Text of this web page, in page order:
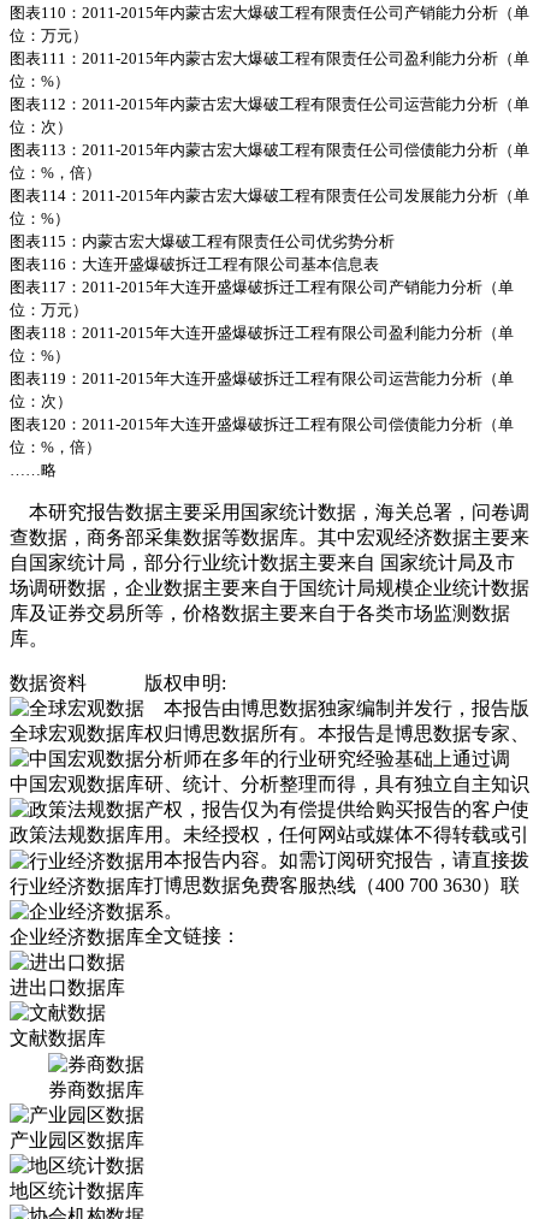
图表110：2011-2015年内蒙古宏大爆破工程有限责任公司产销能力分析（单
位：万元）
图表111：2011-2015年内蒙古宏大爆破工程有限责任公司盈利能力分析（单
位：%）
图表112：2011-2015年内蒙古宏大爆破工程有限责任公司运营能力分析（单
位：次）
图表113：2011-2015年内蒙古宏大爆破工程有限责任公司偿债能力分析（单
位：%，倍）
图表114：2011-2015年内蒙古宏大爆破工程有限责任公司发展能力分析（单
位：%）
图表115：内蒙古宏大爆破工程有限责任公司优劣势分析
图表116：大连开盛爆破拆迁工程有限公司基本信息表
图表117：2011-2015年大连开盛爆破拆迁工程有限公司产销能力分析（单
位：万元）
图表118：2011-2015年大连开盛爆破拆迁工程有限公司盈利能力分析（单
位：%）
图表119：2011-2015年大连开盛爆破拆迁工程有限公司运营能力分析（单
位：次）
图表120：2011-2015年大连开盛爆破拆迁工程有限公司偿债能力分析（单
位：%，倍）
……略
本研究报告数据主要采用国家统计数据，海关总署，问卷调
查数据，商务部采集数据等数据库。其中宏观经济数据主要来
自国家统计局，部分行业统计数据主要来自 国家统计局及市
场调研数据，企业数据主要来自于国统计局规模企业统计数据
库及证券交易所等，价格数据主要来自于各类市场监测数据
库。
数据资料
全球宏观数据库
中国宏观数据库
政策法规数据库
行业经济数据库
企业经济数据库
进出口数据库
文献数据库
券商数据库
产业园区数据库
地区统计数据库
版权申明:
本报告由博思数据独家编制并发行，报告版
权归博思数据所有。本报告是博思数据专家、
分析师在多年的行业研究经验基础上通过调
研、统计、分析整理而得，具有独立自主知识
产权，报告仅为有偿提供给购买报告的客户使
用。未经授权，任何网站或媒体不得转载或引
用本报告内容。如需订阅研究报告，请直接拨
打博思数据免费客服热线（400 700 3630）联
系。
全文链接：